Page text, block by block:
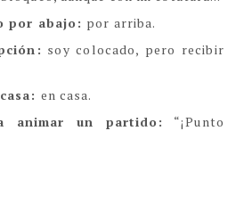
por abajo: por arriba.
soy colocado, pero recibir
en casa.
animar un partido:
“¡Punto